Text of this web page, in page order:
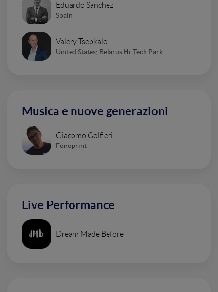
Eduardo Sanchez
Spain
Valery Tsepkalo
United States; Belarus Hi-Tech Park.
Musica e nuove generazioni
Giacomo Golfieri
Fonoprint
Live Performance
Dream Made Before